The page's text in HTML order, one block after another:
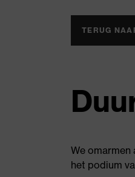
TERUG
We
het podium